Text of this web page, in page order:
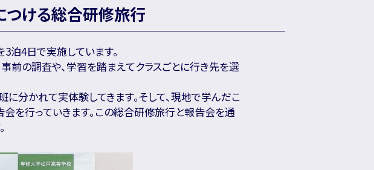
つける総合研修旅行
泊4日で実施しています。
事前の調査や、学習を踏まえてクラスごとに行き先を選
に分かれて実体験してきます。そして、現地で学んだこ
を行っていきます。この総合研修旅行と報告会を通